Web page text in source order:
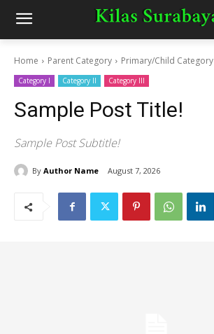
Home Parent Category Primary/Child Category
Category I Category II Category III
Sample Post Title!
Sample Post Subtitle!
By Author Name August 7, 2026